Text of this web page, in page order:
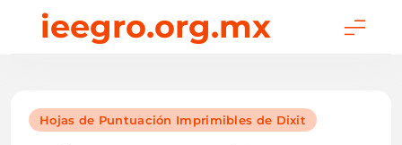
ieegro.org.mx
Hojas de Puntuación Imprimibles de Dixit